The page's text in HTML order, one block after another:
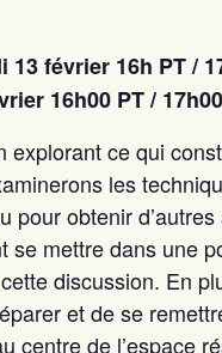
février 16h PT /
16h00 PT /
ce qui
les
pour obtenir
mettre dans une
discussion. En
et de se
centre de